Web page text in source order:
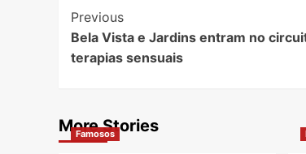
Post
Navigation
Previous
Bela Vista e Jardins entram no
terapias sensuais
More Stories
Famosos